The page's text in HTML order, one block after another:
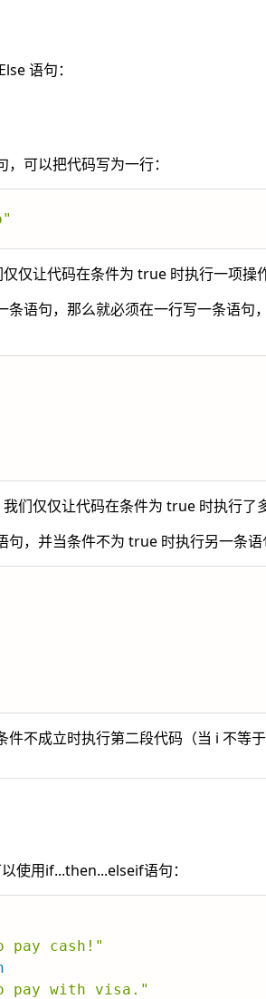
语句：
可以把代码写为一行：
仅让代码在条件为 true 时执行一项操
语句，那么就必须在一行写一条语
们仅仅让代码在条件为 true 时执行了
，并当条件不为 true 时执行另一条语
不成立时执行第二段代码（当 i 不等于
使用if...then...elseif语句：
pay cash!"
pay with visa."